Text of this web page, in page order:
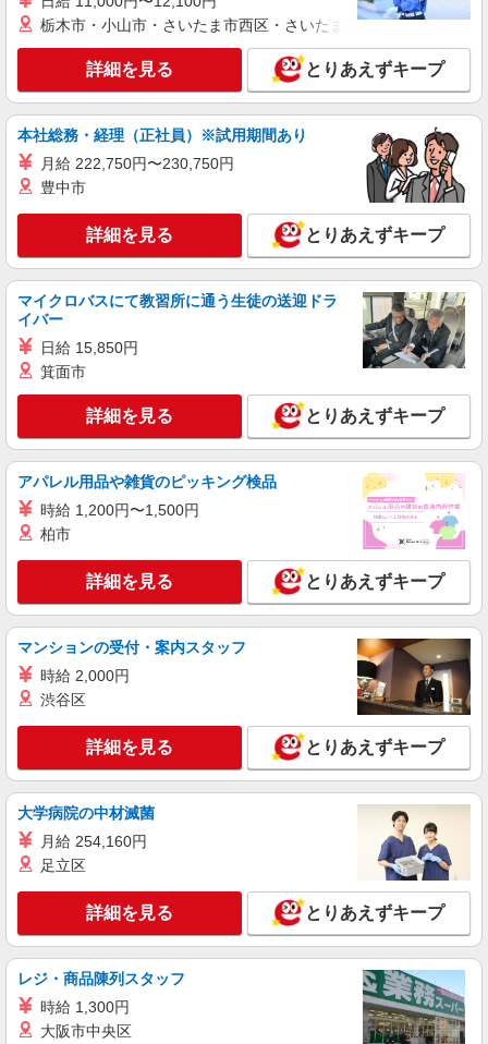
＜月給＞ 250,000円 ＜賞与＞ 年2回 ＜給与改
定＞ 年1回 ＜試用期間＞ 6ヶ月 ※本採用時と条件
の変更はなし
東京都港区新橋二丁目4番7号 VORT新橋二丁
キープ 詳細を見る
アルバイト
カンタン事務・データ入力スタッフ
時給1600円〜1800円（22:00〜翌5:00の深夜手
当で時給UP） ※給与幅は経験・能力による
東京都港区
キープ 詳細を見る
株式会社マルエス
一般事務スタッフ
時給1,600円〜
東京都港区芝浦3-12-6 国際芝浦ビル6F
詳細を見る
アルバイト パート 職業紹介
株式会社フルキャスト東京支社/EA0401G-10I
＼大人気♪／オフィスワーク！！その他イメベ
ントスタッフ、仕分け等もあります！
時給1600円〜1800円（22:00〜翌5:00の深夜手
当で時給UP） ※給与幅は経験・能力による
東京都港区
キープ 詳細を見る
アルバイト パート 職業紹介
株式会社フルキャスト東京支社/EA0401G-10A
仕分け シール貼り 倉庫内軽作業 オフィスワー
ク イベントスタッフ等
時給1600円〜1800円（22:00〜翌5:00の深夜手
当で時給UP） ※給与幅は経験・能力による
東京都港区
キープ 詳細を見る
栃木市・小山市・さいたま市西区・さいたま市岩槻区・久喜市・
詳細を見る とりあえずキープ
本社総務・経理（正社員）※試用期間あり
月給 222,750円〜230,750円
豊中市
詳細を見る とりあえずキープ
マイクロバスにて教習所に通う生徒の送迎ドラ
イバー
日給 15,850円
箕面市
詳細を見る とりあえずキープ
アパレル用品や雑貨のピッキング検品
時給 1,200円〜1,500円
柏市
詳細を見る とりあえずキープ
マンションの受付・案内スタッフ
時給 2,000円
渋谷区
詳細を見る とりあえずキープ
大学病院の中材滅菌
月給 254,160円
足立区
詳細を見る とりあえずキープ
レジ・商品陳列スタッフ
時給 1,300円
大阪市中央区